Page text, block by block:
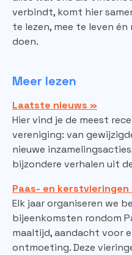
verbindt, komt hier
te lezen, mee te leven
doen.
Meer lezen
Laatste nieuws »
Hier vind je de meest
vereniging: van
nieuwe
bijzondere verhalen uit
Paas- en kerstvieringen
Elk jaar organiseren we
bijeenkomsten rondom
maaltijd, aandacht voor
ontmoeting. Deze